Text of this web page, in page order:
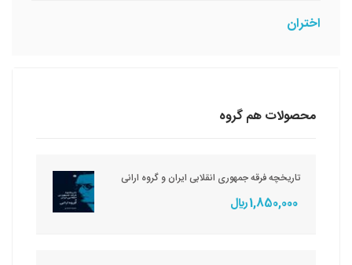
اختران
محصولات هم گروه
تاریخچه فرقه جمهوری انقلابی ایران و گروه ارانی
1,850,000 ريال